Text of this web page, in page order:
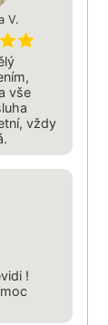
V.
vše
vždy
!